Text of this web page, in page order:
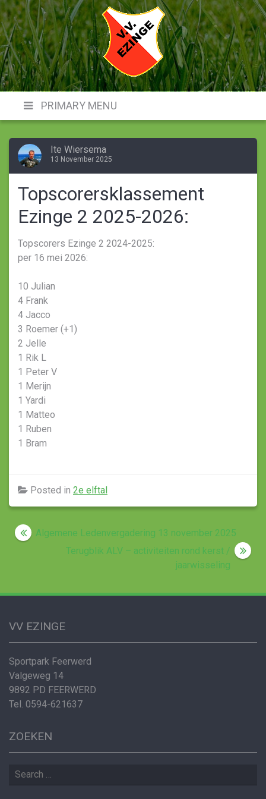
Skip
to
content
VVE
PRIMARY MENU
Ite Wiersema
13 November 2025
Topscorersklassement
Ezinge 2 2025-2026:
Topscorers Ezinge 2 2024-2025:
per 16 mei 2026:
10 Julian
4 Frank
4 Jacco
3 Roemer (+1)
2 Jelle
1 Rik L
1 Peter V
1 Merijn
1 Yardi
1 Matteo
1 Ruben
1 Bram
Posted in 2e elftal
Post
navigation
Algemene Ledenvergadering 13 november 2025
Terugblik ALV – activiteiten rond kerst /
jaarwisseling
VV EZINGE
Sportpark Feerwerd
Valgeweg 14
9892 PD FEERWERD
Tel. 0594-621637
ZOEKEN
Search
for: